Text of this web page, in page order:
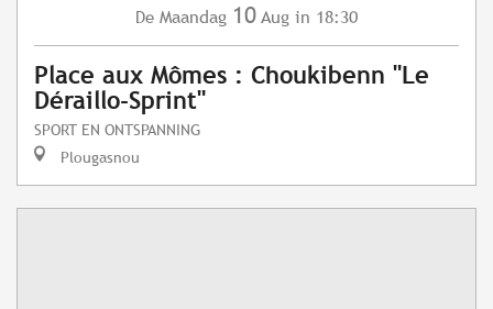
De Maandag 10 Aug in 18:30
Place aux Mômes : Choukibenn "Le
Déraillo-Sprint"
SPORT EN ONTSPANNING
Plougasnou